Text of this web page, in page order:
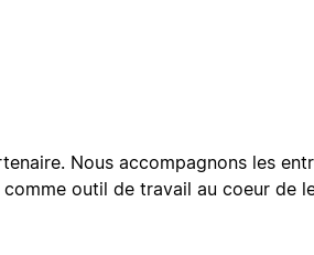
Nous accompagnons les
outil de travail au coeur de